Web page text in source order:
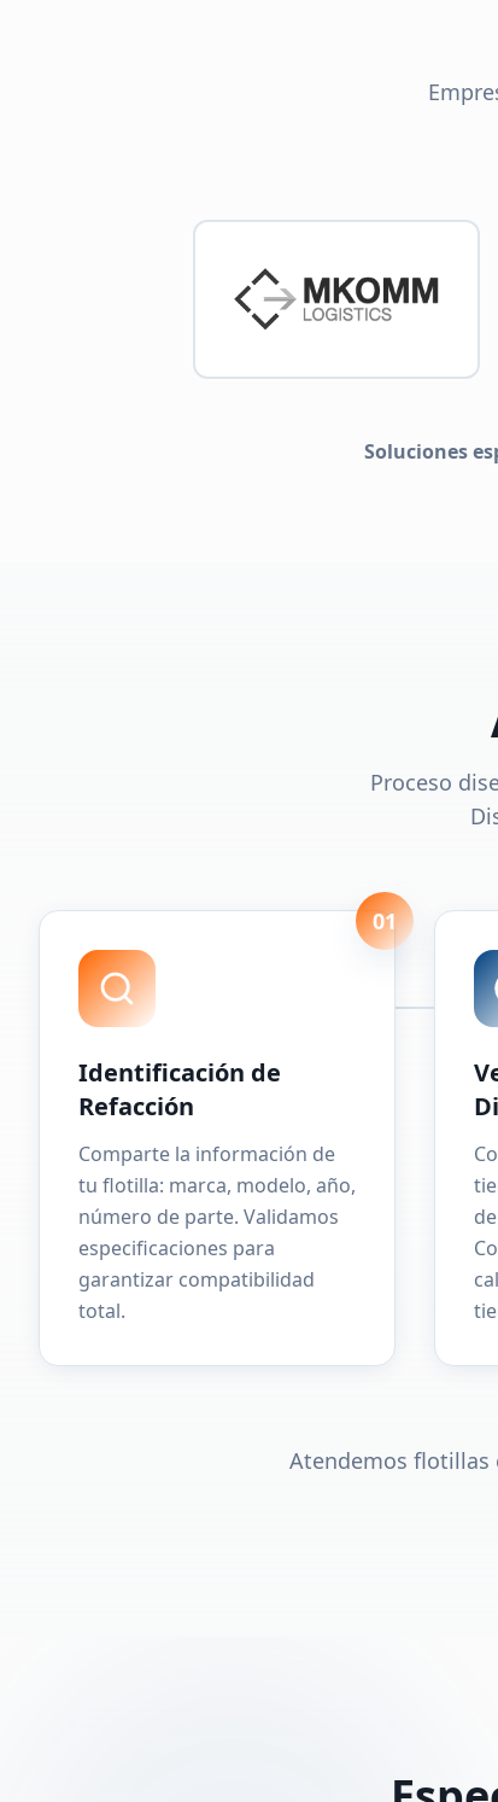
Soluciones
Proceso
01
Identificación de
Refacción
Comparte la información de
tu flotilla: marca, modelo, año,
número de parte. Validamos
especificaciones para
garantizar compatibilidad
total.
Atendemos flotillas